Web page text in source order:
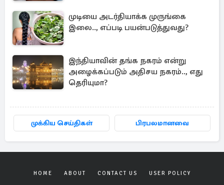
முடியை அடர்தியாக்க முருங்கை
இலை.., எப்படி பயன்படுத்துவது?
இந்தியாவின் தங்க நகரம் என்று
அழைக்கப்படும் அதிசய நகரம்.., எது
தெரியுமா?
முக்கிய செய்திகள் பிரபலமானவை
HOME ABOUT CONTACT US USER POLICY